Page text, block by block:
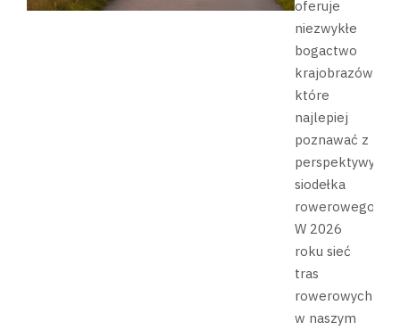
oferuje
niezwykłe
bogactwo
krajobrazów,
które
najlepiej
poznawać z
perspektywy
siodełka
rowerowego.
W 2026
roku sieć
tras
rowerowych
w naszym